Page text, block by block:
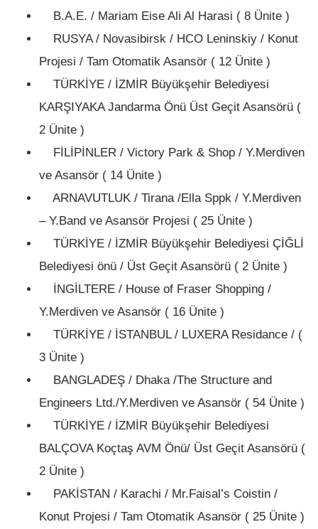
B.A.E. / Mariam Eise Ali Al Harasi ( 8 Ünite )
RUSYA / Novasibirsk / HCO Leninskiy / Konut
Projesi / Tam Otomatik Asansör ( 12 Ünite )
TÜRKİYE / İZMİR Büyükşehir Belediyesi
KARŞIYAKA Jandarma Önü Üst Geçit Asansörü (
2 Ünite )
FİLİPİNLER / Victory Park & Shop / Y.Merdiven
ve Asansör ( 14 Ünite )
ARNAVUTLUK / Tirana /Ella Sppk / Y.Merdiven
– Y.Band ve Asansör Projesi ( 25 Ünite )
TÜRKİYE / İZMİR Büyükşehir Belediyesi ÇİĞLİ
Belediyesi önü / Üst Geçit Asansörü ( 2 Ünite )
İNGİLTERE / House of Fraser Shopping /
Y.Merdiven ve Asansör ( 16 Ünite )
TÜRKİYE / İSTANBUL / LUXERA Residance / (
3 Ünite )
BANGLADEŞ / Dhaka /The Structure and
Engineers Ltd./Y.Merdiven ve Asansör ( 54 Ünite )
TÜRKİYE / İZMİR Büyükşehir Belediyesi
BALÇOVA Koçtaş AVM Önü/ Üst Geçit Asansörü (
2 Ünite )
PAKİSTAN / Karachi / Mr.Faisal’s Coistin /
Konut Projesi / Tam Otomatik Asansör ( 25 Ünite )